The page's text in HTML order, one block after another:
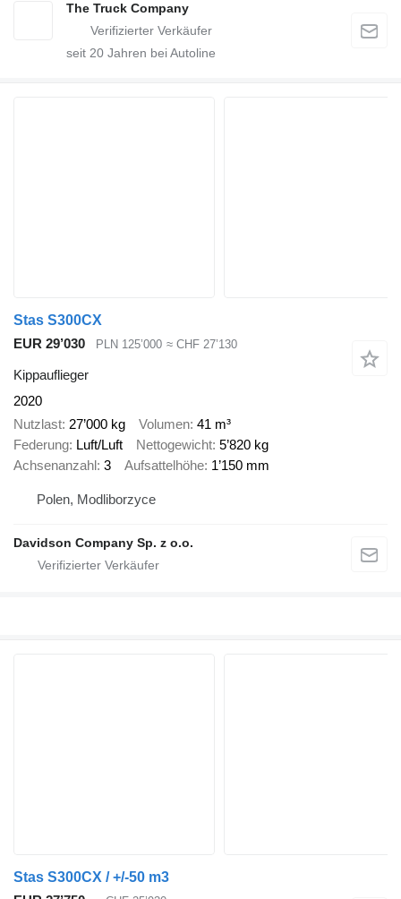
The Truck Company
seit 20 Jahren bei Autoline
Stas S300CX
EUR 29’030
PLN 125’000 ≈ CHF 27’130
Kippauflieger
2020
Nutzlast 27’000 kg Volumen 41 m³
Federung Luft/Luft Nettogewicht 5’820 kg
Achsenanzahl 3 Aufsattelhöhe 1’150 mm
Polen, Modliborzyce
Davidson Company Sp. z o.o.
Stas S300CX / +/-50 m3